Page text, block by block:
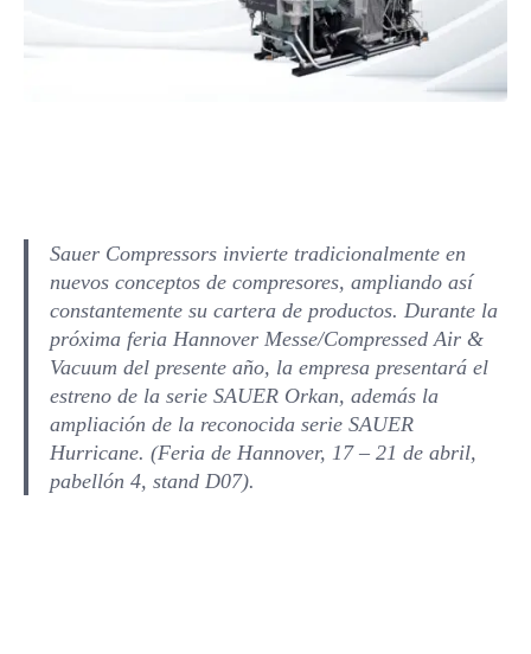
Sauer Compressors invierte tradicionalmente en
nuevos conceptos de compresores, ampliando así
constantemente su cartera de productos. Durante la
próxima feria Hannover Messe/Compressed Air &
Vacuum del presente año, la empresa presentará el
estreno de la serie SAUER Orkan, además la
ampliación de la reconocida serie SAUER
Hurricane. (Feria de Hannover, 17 – 21 de abril,
pabellón 4, stand D07).